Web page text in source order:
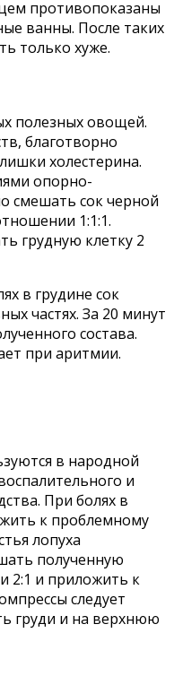
противопоказаны
ванны. После таких
только хуже.
полезных овощей.
благотворно
холестерина.
опорно-
смешать сок черной
1:1:1.
грудную клетку 2
в грудине сок
частях. За 20 минут
состава.
при аритмии.
в народной
и
При болях в
к проблемному
лопуха
полученную
2:1 и приложить к
следует
груди и на верхнюю